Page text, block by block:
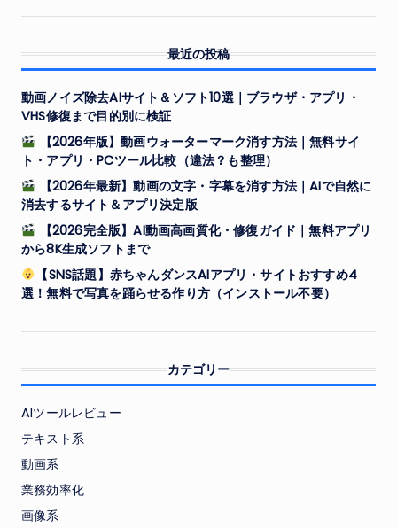
最近の投稿
動画ノイズ除去AIサイト＆ソフト10選｜ブラウザ・アプリ・
VHS修復まで目的別に検証
【2026年版】動画ウォーターマーク消す方法｜無料サイ
ト・アプリ・PCツール比較（違法？も整理）
【2026年最新】動画の文字・字幕を消す方法｜AIで自然に
消去するサイト＆アプリ決定版
【2026完全版】AI動画高画質化・修復ガイド｜無料アプリ
から8K生成ソフトまで
【SNS話題】赤ちゃんダンスAIアプリ・サイトおすすめ4
選！無料で写真を踊らせる作り方（インストール不要）
カテゴリー
AIツールレビュー
テキスト系
動画系
業務効率化
画像系